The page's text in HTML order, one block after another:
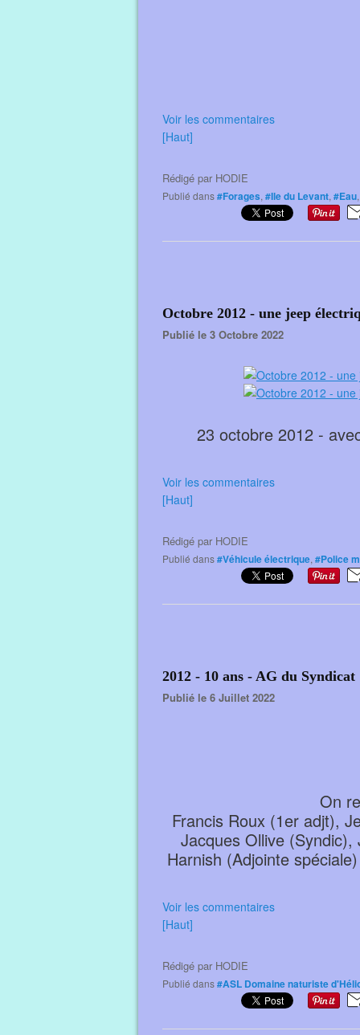
Voir les commentaires
[Haut]
Rédigé par HODIE
Publié dans#Forages, #Ile du Levant, #Eau
Octobre 2012 - une jeep
Publié le 3 Octobre 2022
23 octobre 2012 -
Voir les commentaires
[Haut]
Rédigé par HODIE
Publié dans#Véhicule électrique, #Police
2012 - 10 ans - AG du Syndicat
Publié le 6 Juillet 2022
On
Francis Roux (1er adjt),
Jacques Ollive
Harnish (Adjointe
Voir les commentaires
[Haut]
Rédigé par HODIE
Publié dans#ASL Domaine naturiste